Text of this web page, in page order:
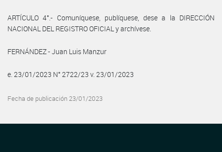
ARTÍCULO 4°.- Comuníquese, publíquese, dese a la DIRECCIÓN
NACIONAL DEL REGISTRO OFICIAL y archívese.
FERNÁNDEZ - Juan Luis Manzur
e. 23/01/2023 N° 2722/23 v. 23/01/2023
Fecha de publicación 23/01/2023